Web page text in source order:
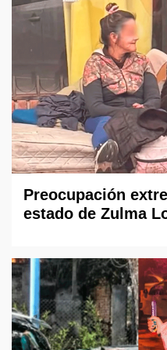
Preocupación
estado de Zulma